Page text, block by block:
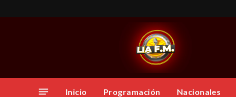
Inicio Programación Nacionales